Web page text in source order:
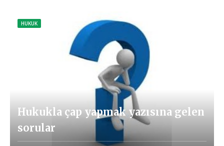
HUKUK
Hukukla çap yapmak yazısına gelen
sorular